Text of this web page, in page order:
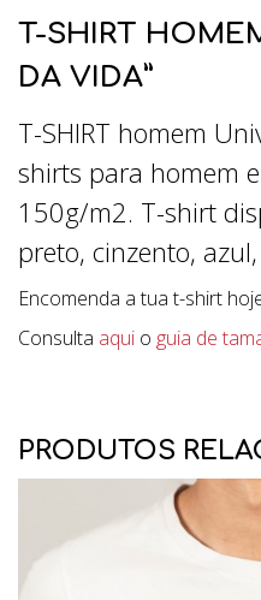
T-SHIRT
DA VIDA”
T-SHIRT homem
shirts para homem
150g/m2. T-shirt
preto, cinzento,
Encomenda a tua t-shirt
Consulta aqui o guia de
PRODUTOS